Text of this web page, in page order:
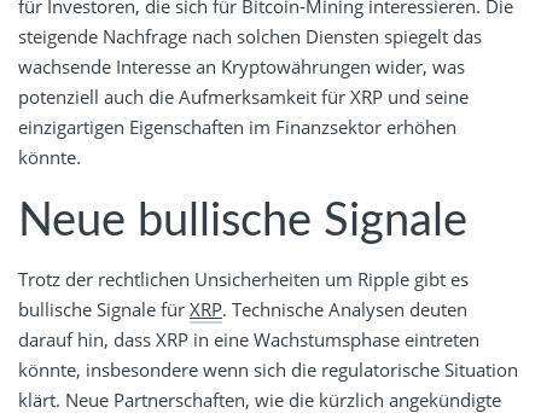
für Investoren, die sich für Bitcoin-Mining interessieren. Die
steigende Nachfrage nach solchen Diensten spiegelt das
wachsende Interesse an Kryptowährungen wider, was
potenziell auch die Aufmerksamkeit für XRP und seine
einzigartigen Eigenschaften im Finanzsektor erhöhen
könnte.
Neue bullische Signale
Trotz der rechtlichen Unsicherheiten um Ripple gibt es
bullische Signale für XRP. Technische Analysen deuten
darauf hin, dass XRP in eine Wachstumsphase eintreten
könnte, insbesondere wenn sich die regulatorische Situation
klärt. Neue Partnerschaften, wie die kürzlich angekündigte